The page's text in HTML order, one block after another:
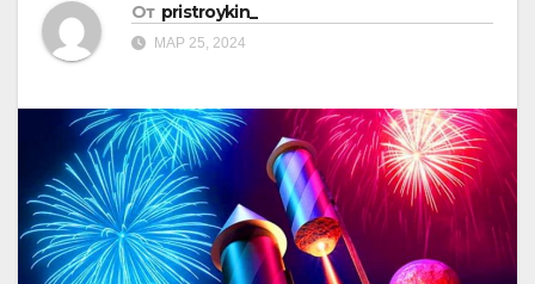
От pristroykin_
МАР 25, 2024